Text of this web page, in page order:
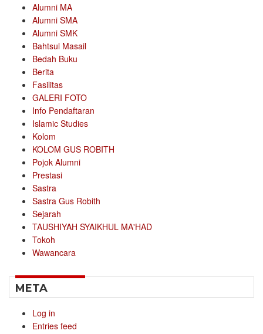
Alumni MA
Alumni SMA
Alumni SMK
Bahtsul Masail
Bedah Buku
Berita
Fasilitas
GALERI FOTO
Info Pendaftaran
Islamic Studies
Kolom
KOLOM GUS ROBITH
Pojok Alumni
Prestasi
Sastra
Sastra Gus Robith
Sejarah
TAUSHIYAH SYAIKHUL MA'HAD
Tokoh
Wawancara
META
Log in
Entries feed